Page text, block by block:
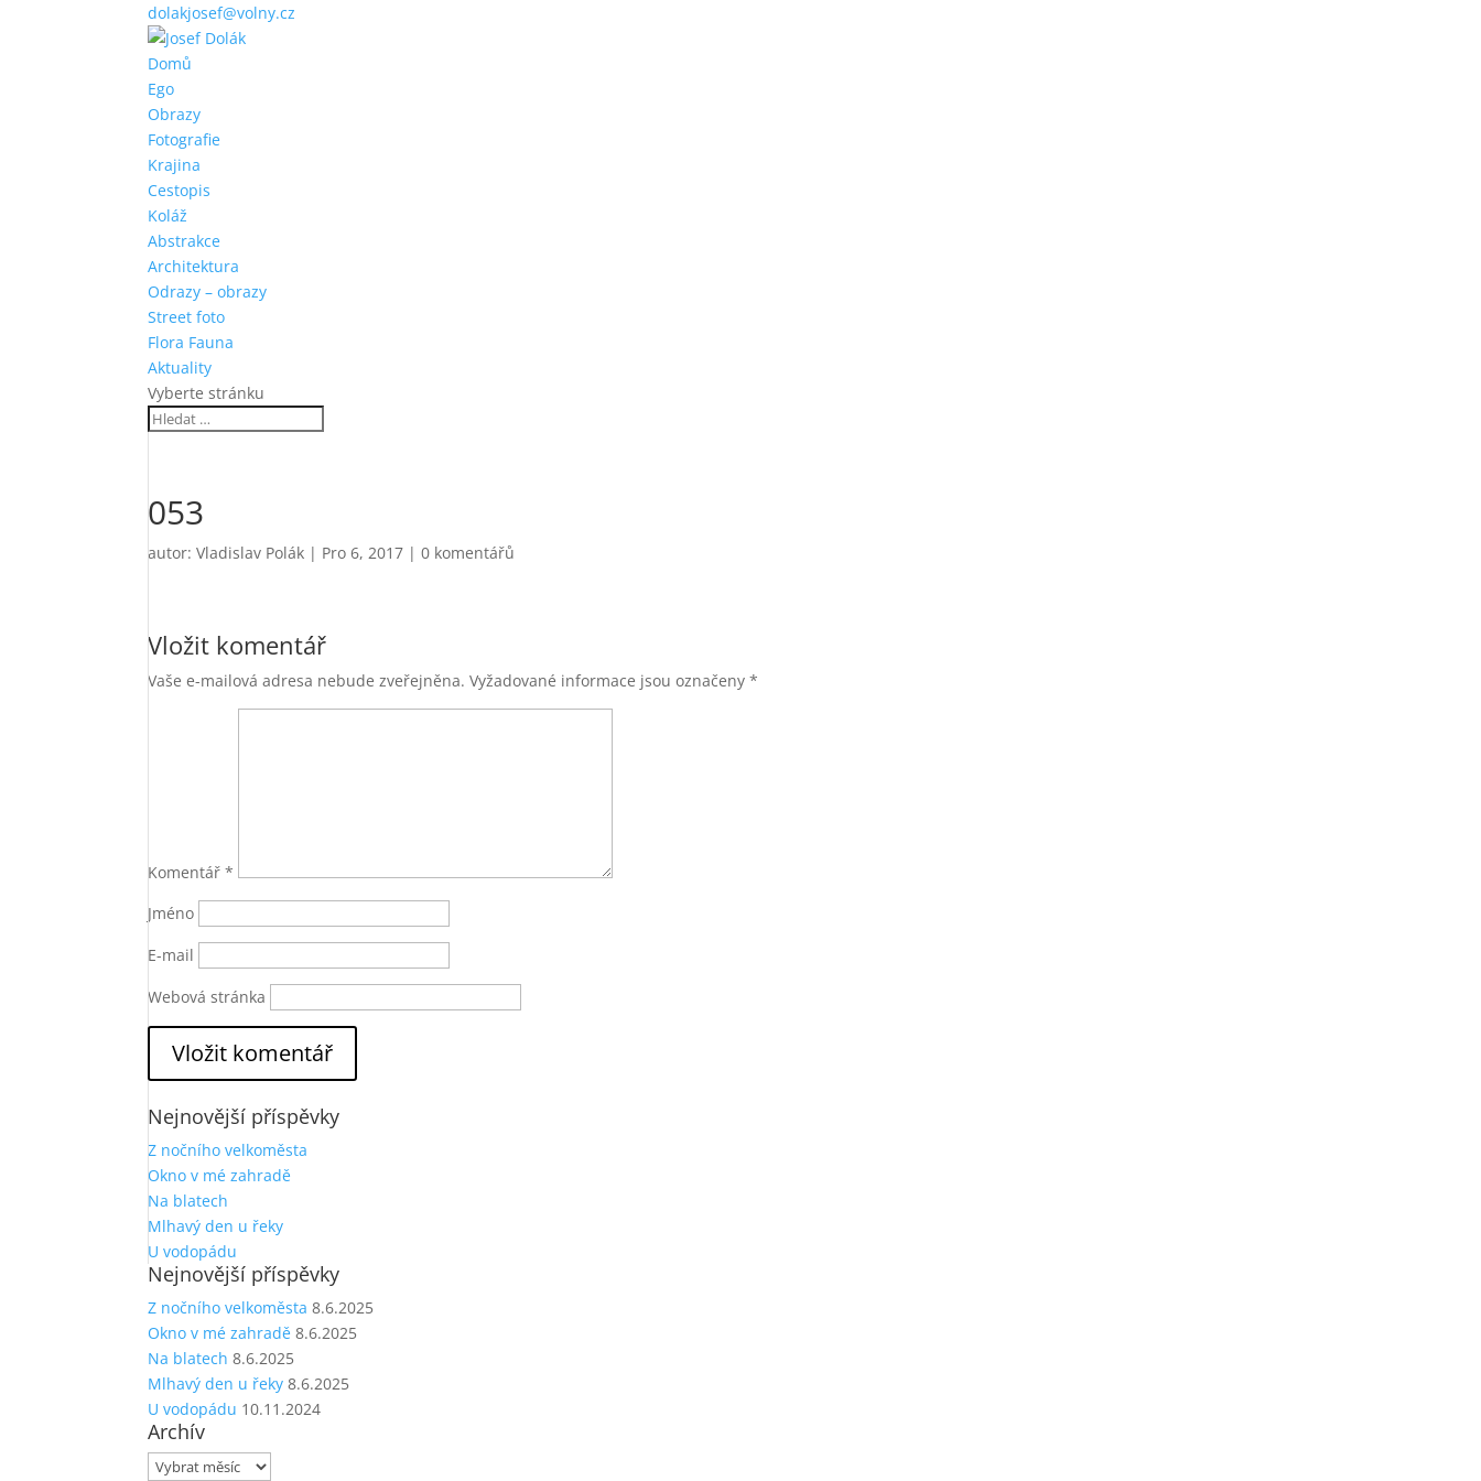
dolakjosef@volny.cz
Domů
Ego
Obrazy
Fotografie
Krajina
Cestopis
Koláž
Abstrakce
Architektura
Odrazy – obrazy
Street foto
Flora Fauna
Aktuality
Vyberte stránku
053
autor:Vladislav Polák | Pro 6, 2017 |0 komentářů
Vložit komentář
Vaše e-mailová adresa nebude zveřejněna. Vyžadované informace jsou označeny*
Komentář*
Jméno
E-mail
Webová stránka
Nejnovější příspěvky
Z nočního velkoměsta
Okno v mé zahradě
Na blatech
Mlhavý den u řeky
U vodopádu
Nejnovější příspěvky
Z nočního velkoměsta 8.6.2025
Okno v mé zahradě 8.6.2025
Na blatech 8.6.2025
Mlhavý den u řeky 8.6.2025
U vodopádu 10.11.2024
Archív
Archív